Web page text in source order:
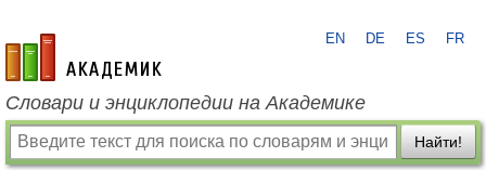
academic.ru
EN DE ES FR
Словари и энциклопедии на Академике
Найти!